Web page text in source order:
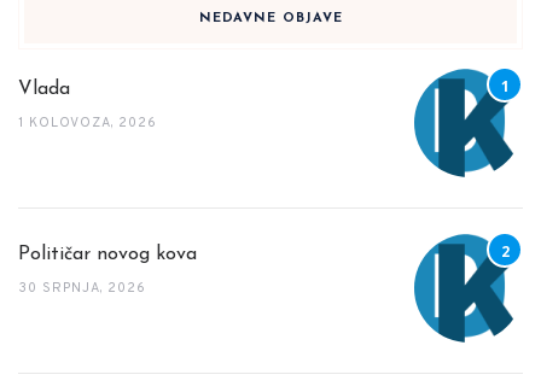
NEDAVNE OBJAVE
Vlada
1 KOLOVOZA, 2026
Političar novog kova
30 SRPNJA, 2026